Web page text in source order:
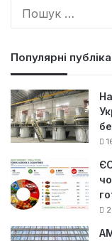
Популярні